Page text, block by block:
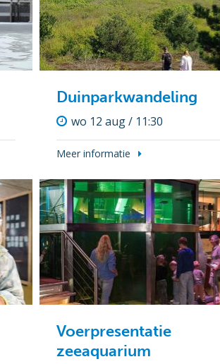
Duinparkwandeling
wo 12 aug / 11:30
Meer informatie
Voerpresentatie
zeeaquarium